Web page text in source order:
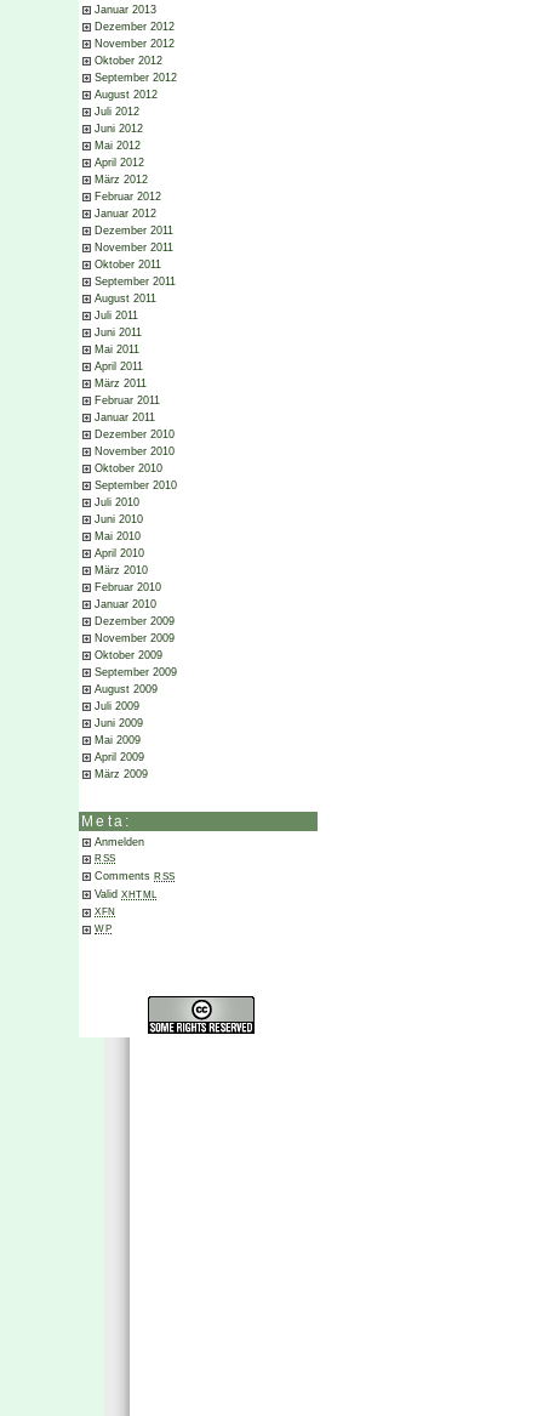
Januar 2013
Dezember 2012
November 2012
Oktober 2012
September 2012
August 2012
Juli 2012
Juni 2012
Mai 2012
April 2012
März 2012
Februar 2012
Januar 2012
Dezember 2011
November 2011
Oktober 2011
September 2011
August 2011
Juli 2011
Juni 2011
Mai 2011
April 2011
März 2011
Februar 2011
Januar 2011
Dezember 2010
November 2010
Oktober 2010
September 2010
Juli 2010
Juni 2010
Mai 2010
April 2010
März 2010
Februar 2010
Januar 2010
Dezember 2009
November 2009
Oktober 2009
September 2009
August 2009
Juli 2009
Juni 2009
Mai 2009
April 2009
März 2009
Meta:
Anmelden
RSS
Comments RSS
Valid XHTML
XFN
WP